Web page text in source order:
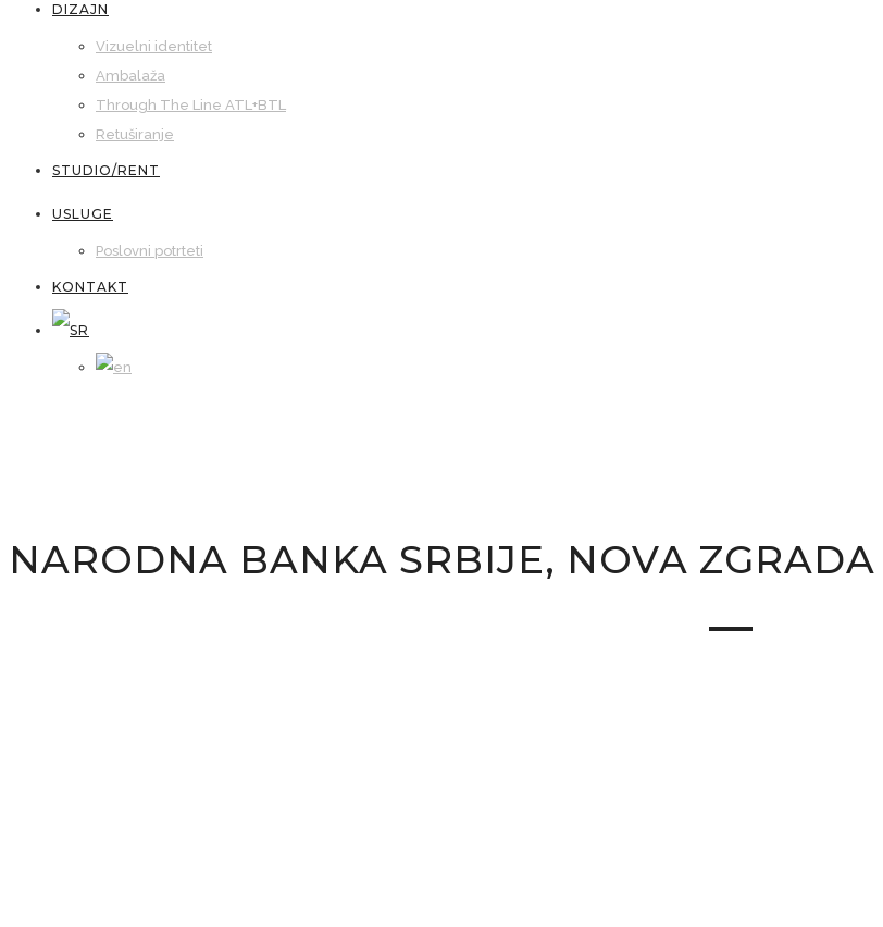
DIZAJN
Vizuelni identitet
Ambalaža
Through The Line ATL+BTL
Retuširanje
STUDIO/RENT
USLUGE
Poslovni potrteti
KONTAKT
NARODNA BANKA SRBIJE, NOVA ZGRADA